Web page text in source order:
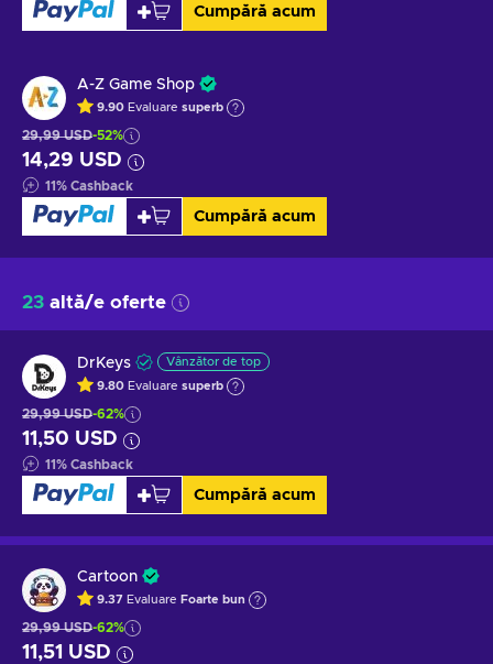
Cumpără acum
A-Z Game Shop
9.90 Evaluare superb
29,99 USD-52%
14,29 USD
11% Cashback
Cumpără acum
23 altă/e oferte
DrKeys Vânzător de top
9.80 Evaluare superb
29,99 USD-62%
11,50 USD
11% Cashback
Cumpără acum
Cartoon
9.37 Evaluare Foarte bun
29,99 USD-62%
11,51 USD